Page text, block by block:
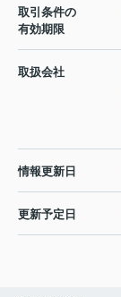
取引条件の
有効期限
取扱会社
情報更新日
更新予定日